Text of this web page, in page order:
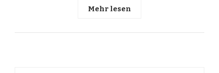
Mehr lesen